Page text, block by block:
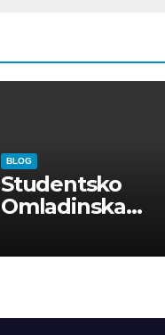
BLOG
Studentsko
Omladinska
Kompanije“